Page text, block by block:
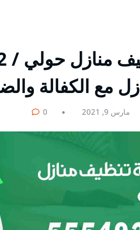
مع الكفالة
مارس 9, 2021 0